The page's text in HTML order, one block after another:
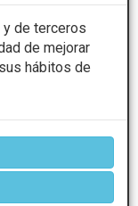
de terceros
de mejorar
hábitos de
variar en función del